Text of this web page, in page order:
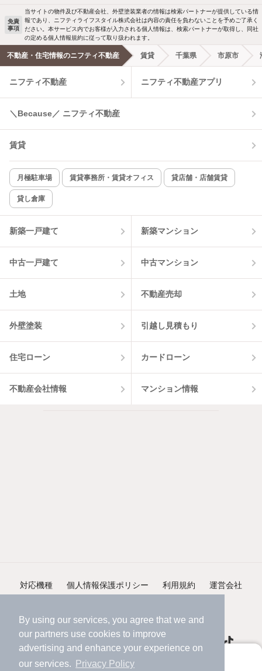
By using our services, you agree that we and
our partners use cookies to improve
advertising and enhance your experience on
our services.
Privacy Policy
アプリに切り替えて、サクサクお部屋探し
洗濯機置場あり 独立洗面台
エアコンあり 都市ガス
温水洗浄便座 オートロック
コンロ2口以上
新着のみ インターネット無料
該当件数:
物件一覧に反映
免責
事項
当サイトの物件及び不動産会社、外壁塗装業者の情報は検索パートナーが提供している情
報であり、ニフティライフスタイル株式会社は内容の責任を負わないことを予めご了承く
ださい。本サービス内でお客様が入力される個人情報は、検索パートナーが取得し、同社
の定める個人情報規約に従って取り扱われます。
不動産・住宅情報のニフティ不動産 賃貸 千葉県 市原市
ニフティ不動産 ニフティ不動産アプリ
＼Because／ ニフティ不動産
賃貸
月極駐車場 賃貸事務所・賃貸オフィス 貸店舗・店舗賃貸
貸し倉庫
新築一戸建て 新築マンション
中古一戸建て 中古マンション
土地 不動産売却
外壁塗装 引越し見積もり
住宅ローン カードローン
不動産会社情報 マンション情報
対応機種 個人情報保護ポリシー 利用規約 運営会社